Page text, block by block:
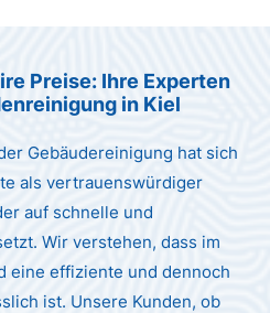
Preise: Ihre Experten
in Kiel
Gebäudereinigung hat sich
als vertrauenswürdiger
auf schnelle und
Wir verstehen, dass im
eine effiziente und dennoch
ist. Unsere Kunden, ob